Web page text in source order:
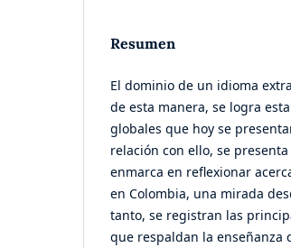
Resumen
El dominio de un idioma
de esta manera, se logra
globales que hoy se
relación con ello, se
enmarca en reflexionar
en Colombia, una mirada
tanto, se registran las
que respaldan la enseñanza